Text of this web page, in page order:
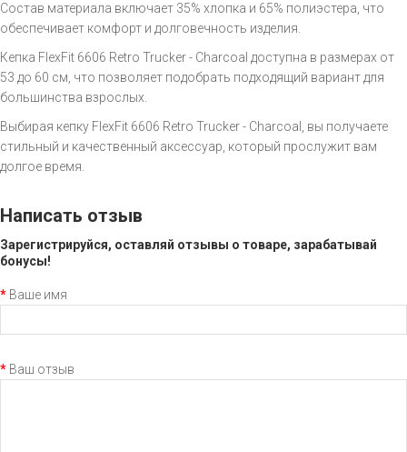
Состав материала включает 35% хлопка и 65% полиэстера, что
обеспечивает комфорт и долговечность изделия.
Кепка FlexFit 6606 Retro Trucker - Charcoal доступна в размерах от
53 до 60 см, что позволяет подобрать подходящий вариант для
большинства взрослых.
Выбирая кепку FlexFit 6606 Retro Trucker - Charcoal, вы получаете
стильный и качественный аксессуар, который прослужит вам
долгое время.
Написать отзыв
Зарегистрируйся, оставляй отзывы о товаре, зарабатывай
бонусы!
Ваше имя
Ваш отзыв